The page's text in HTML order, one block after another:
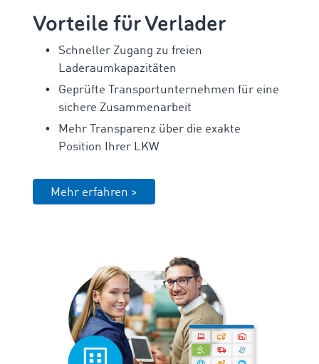
Vorteile für Verlader
Schneller Zugang zu freien
Laderaumkapazitäten
Geprüfte Transportunternehmen für eine
sichere Zusammenarbeit
Mehr Transparenz über die exakte
Position Ihrer LKW
Mehr erfahren >